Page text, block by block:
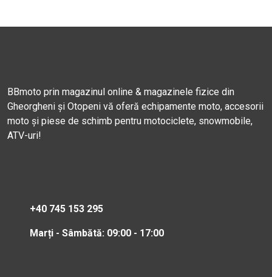
BBmoto prin magazinul online & magazinele fizice din
Gheorgheni și Otopeni vă oferă echipamente moto, accesorii
moto și piese de schimb pentru motociclete, snowmobile,
ATV-uri!
+40 745 153 295
Marți - Sâmbătă: 09:00 - 17:00